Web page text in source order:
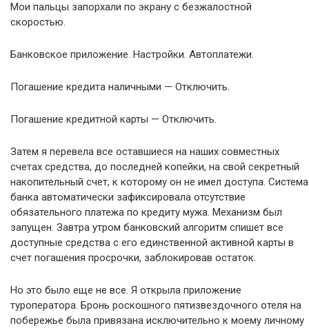
Мои пальцы запорхали по экрану с безжалостной
скоростью.
Банковское приложение. Настройки. Автоплатежи.
Погашение кредита наличными — Отключить.
Погашение кредитной карты — Отключить.
Затем я перевела все оставшиеся на наших совместных
счетах средства, до последней копейки, на свой секретный
накопительный счет, к которому он не имел доступа. Система
банка автоматически зафиксировала отсутствие
обязательного платежа по кредиту мужа. Механизм был
запущен. Завтра утром банковский алгоритм спишет все
доступные средства с его единственной активной карты в
счет погашения просрочки, заблокировав остаток.
Но это было еще не все. Я открыла приложение
туроператора. Бронь роскошного пятизвездочного отеля на
побережье была привязана исключительно к моему личному